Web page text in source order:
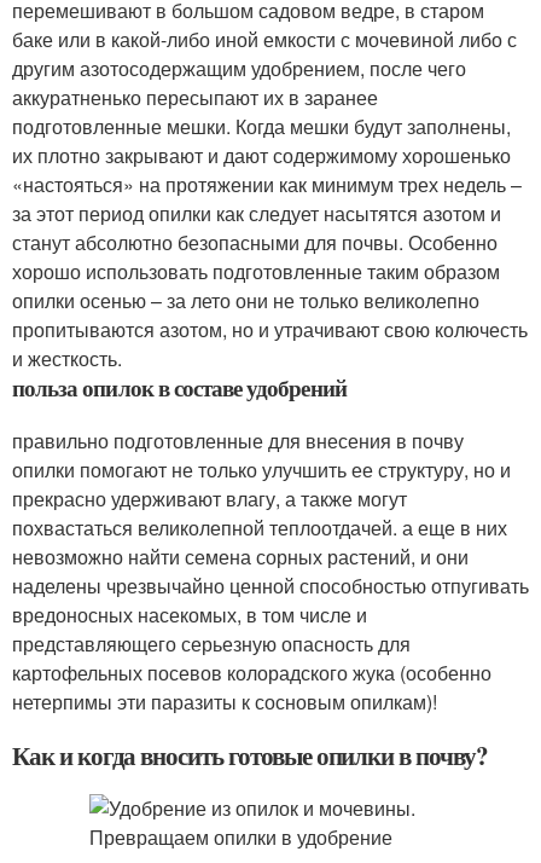
перемешивают в большом садовом ведре, в старом
баке или в какой-либо иной емкости с мочевиной либо с
другим азотосодержащим удобрением, после чего
аккуратненько пересыпают их в заранее
подготовленные мешки. Когда мешки будут заполнены,
их плотно закрывают и дают содержимому хорошенько
«настояться» на протяжении как минимум трех недель –
за этот период опилки как следует насытятся азотом и
станут абсолютно безопасными для почвы. Особенно
хорошо использовать подготовленные таким образом
опилки осенью – за лето они не только великолепно
пропитываются азотом, но и утрачивают свою колючесть
и жесткость.
польза опилок в составе удобрений
правильно подготовленные для внесения в почву
опилки помогают не только улучшить ее структуру, но и
прекрасно удерживают влагу, а также могут
похвастаться великолепной теплоотдачей. а еще в них
невозможно найти семена сорных растений, и они
наделены чрезвычайно ценной способностью отпугивать
вредоносных насекомых, в том числе и
представляющего серьезную опасность для
картофельных посевов колорадского жука (особенно
нетерпимы эти паразиты к сосновым опилкам)!
Как и когда вносить готовые опилки в почву?